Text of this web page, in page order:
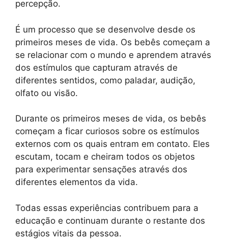
percepção.
É um processo que se desenvolve desde os
primeiros meses de vida. Os bebês começam a
se relacionar com o mundo e aprendem através
dos estímulos que capturam através de
diferentes sentidos, como paladar, audição,
olfato ou visão.
Durante os primeiros meses de vida, os bebês
começam a ficar curiosos sobre os estímulos
externos com os quais entram em contato. Eles
escutam, tocam e cheiram todos os objetos
para experimentar sensações através dos
diferentes elementos da vida.
Todas essas experiências contribuem para a
educação e continuam durante o restante dos
estágios vitais da pessoa.